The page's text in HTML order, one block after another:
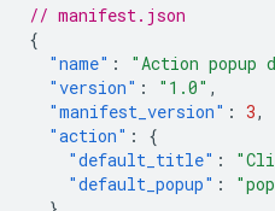
// manifest.json
{
"name" : "Action popup
"version" : "1.0" ,
"manifest_version" : 3,
"action" :
{
"default_title" :
"default_popup" :